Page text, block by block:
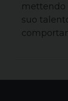
mettendo
suo